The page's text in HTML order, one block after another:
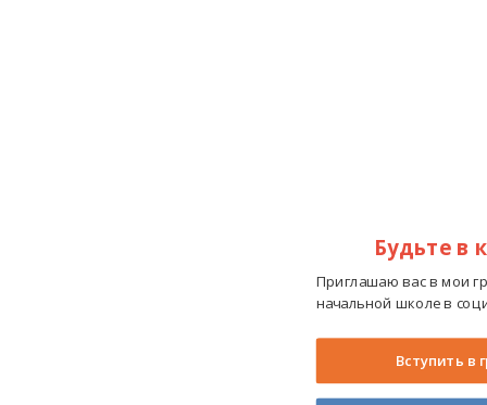
Будьте в
Приглашаю вас в мои
начальной школе в
Вступить в